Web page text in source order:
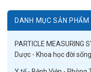
DANH MỤC SẢN PHẨM
PARTICLE MEASURING
Dược - Khoa học đời sống